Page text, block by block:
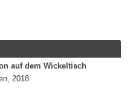
auf dem Wickeltisch
2018